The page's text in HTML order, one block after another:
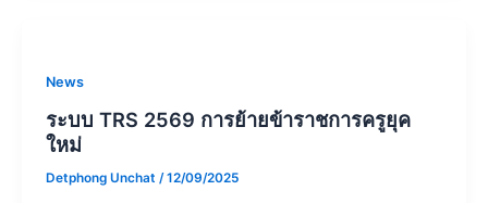
News
ระบบ TRS 2569 การย้ายข้าราชการครูยุค
ใหม่
Detphong Unchat /12/09/2025